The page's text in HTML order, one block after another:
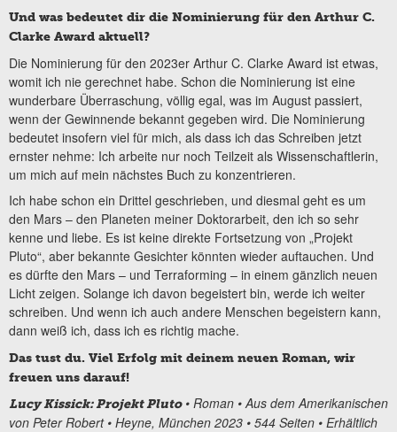
Und was bedeutet dir die Nominierung für den Arthur C.
Clarke Award aktuell?
Die Nominierung für den 2023er Arthur C. Clarke Award ist etwas,
womit ich nie gerechnet habe. Schon die Nominierung ist eine
wunderbare Überraschung, völlig egal, was im August passiert,
wenn der Gewinnende bekannt gegeben wird. Die Nominierung
bedeutet insofern viel für mich, als dass ich das Schreiben jetzt
ernster nehme: Ich arbeite nur noch Teilzeit als Wissenschaftlerin,
um mich auf mein nächstes Buch zu konzentrieren.
Ich habe schon ein Drittel geschrieben, und diesmal geht es um
den Mars – den Planeten meiner Doktorarbeit, den ich so sehr
kenne und liebe. Es ist keine direkte Fortsetzung von „Projekt
Pluto“, aber bekannte Gesichter könnten wieder auftauchen. Und
es dürfte den Mars – und Terraforming – in einem gänzlich neuen
Licht zeigen. Solange ich davon begeistert bin, werde ich weiter
schreiben. Und wenn ich auch andere Menschen begeistern kann,
dann weiß ich, dass ich es richtig mache.
Das tust du. Viel Erfolg mit deinem neuen Roman, wir
freuen uns darauf!
Lucy Kissick: Projekt Pluto• Roman • Aus dem Amerikanischen
von Peter Robert • Heyne, München 2023 • 544 Seiten • Erhältlich